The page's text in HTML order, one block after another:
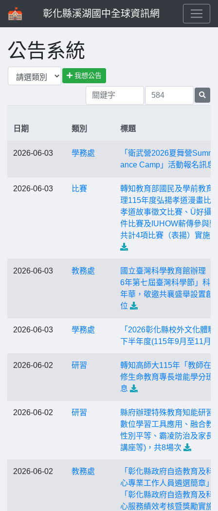
彰化縣溪湖國中全球資訊網
公告系統
我想公告
日期 類別 標題
2026-06-03 學務處
「衛武營2026夏舞營
ance Camp」活動報名訊息
2026-06-03 比賽
轉知教育部國民及學前教育
理115年度弘揚孝道漫畫比
孝道故事徵文比賽、Ü好攝
件比賽及IUHOW薪傳參與
共計4項比賽（表揚）實施
2026-06-03 教務處
國立臺灣科學教育館辦理「
6年第七屆臺灣科學節」科
年華，敬邀共襄盛舉設置創
位
2026-06-03 學務處
「2026彰化縣校外文化體驗
下半年度(115年9月至11月)
2026-06-02 研習
轉知高師大115年「教師在
修生命教育專長增能學分班
息
2026-06-02 研習
縣府辦理特殊教育知能研習
數位學習工具應用、融合教
性別平等、霸凌防治及家長
講座等)，共8場次
2026-06-02 教務處
「彰化縣政府自造教育及科
心專業工作人員遴選簡章」
「彰化縣政府自造教育及科
心服務績效考核暨獎勵實施